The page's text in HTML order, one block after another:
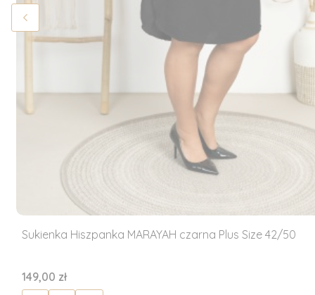
Sukienka Hiszpanka MARAYAH czarna Plus Size 42/50
Cena
149,00 zł